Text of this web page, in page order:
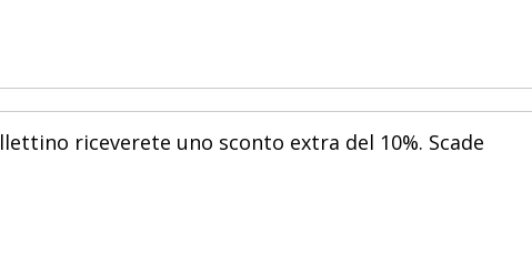
riceverete uno sconto extra del 10%. Scade